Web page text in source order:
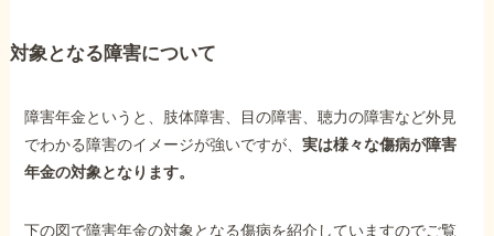
対象となる障害について
障害年金というと、肢体障害、目の障害、聴力の障害など外見
でわかる障害のイメージが強いですが、実は様々な傷病が障害
年金の対象となります。
下の図で障害年金の対象となる傷病を紹介していますのでご覧